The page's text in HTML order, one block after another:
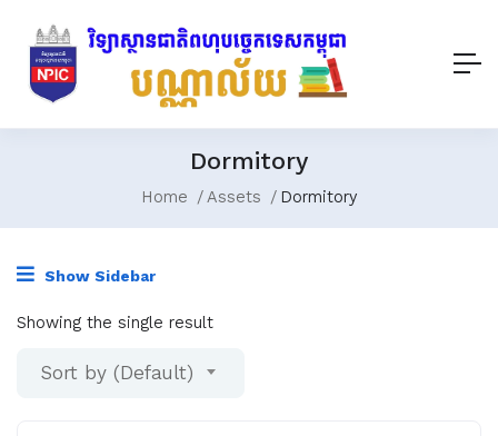
Dormitory
Home Assets Dormitory
Show Sidebar
Showing the single result
Sort by (Default)